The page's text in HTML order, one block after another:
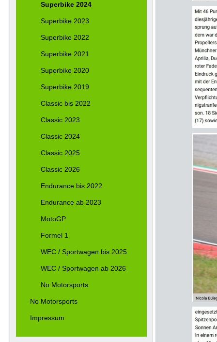
Superbike 2024
Superbike 2023
Superbike 2022
Superbike 2021
Superbike 2020
Superbike 2019
Classic bis 2022
Classic 2023
Classic 2024
Classic 2025
Classic 2026
Endurance bis 2022
Endurance ab 2023
MotoGP
Formel 1
WEC / Sportwagen bis 2025
WEC / Sportwagen ab 2026
No Motorsports
No Motorsports
Impressum